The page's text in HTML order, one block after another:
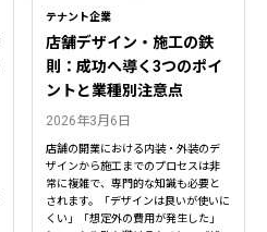
テナント企業
店舗デザイン・施工の鉄
則：成功へ導く3つのポイ
ントと業種別注意点
2026年3月6日
店舗の開業における内装・外装のデ
ザインから施工までのプロセスは非
常に複雑で、専門的な知識も必要と
されます。「デザインは良いが使いに
くい」「想定外の費用が発生した」